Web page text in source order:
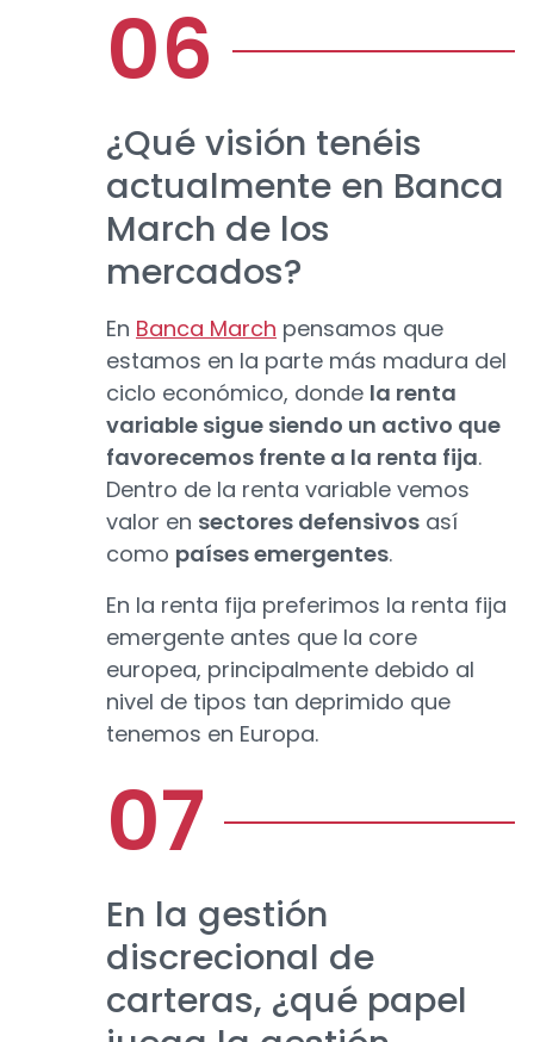
¿Qué visión tenéis
actualmente en Banca
March de los
mercados?
En Banca March pensamos que
estamos en la parte más madura del
ciclo económico, donde la renta
variable sigue siendo un activo que
favorecemos frente a la renta fija.
Dentro de la renta variable vemos
valor en sectores defensivos así
como países emergentes.
En la renta fija preferimos la renta fija
emergente antes que la core
europea, principalmente debido al
nivel de tipos tan deprimido que
tenemos en Europa.
En la gestión
discrecional de
carteras, ¿qué papel